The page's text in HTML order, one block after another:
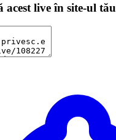
acest live în site-ul tău